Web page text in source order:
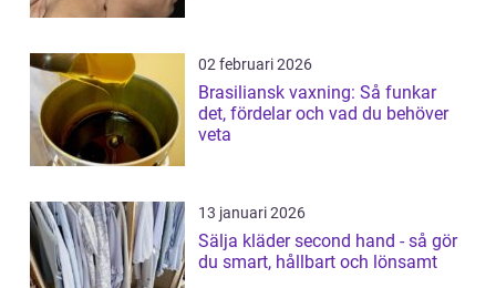
02 februari 2026
Brasiliansk vaxning: Så funkar
det, fördelar och vad du behöver
veta
13 januari 2026
Sälja kläder second hand - så gör
du smart, hållbart och lönsamt